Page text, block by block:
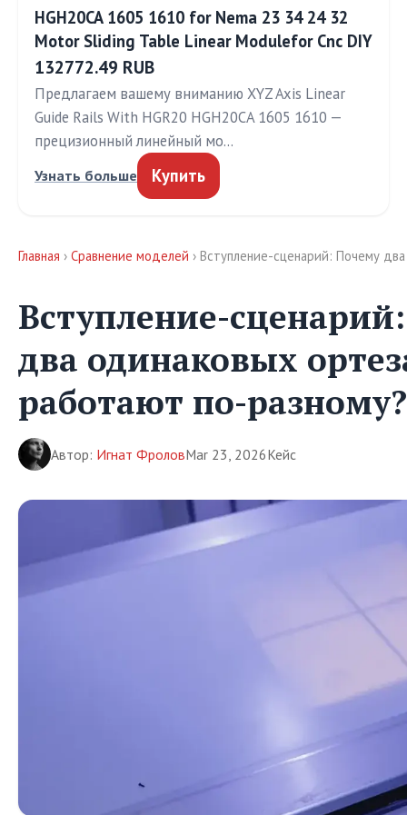
HGH20CA 1605 1610 for Nema 23 34 24 32
Motor Sliding Table Linear Modulefor Cnc DIY
132772.49 RUB
Предлагаем вашему вниманию XYZ Axis Linear
Guide Rails With HGR20 HGH20CA 1605 1610 —
прецизионный линейный мо…
Узнать больше Купить
Главная › Сравнение моделей › Вступление-сценарий: Почему
Вступление-
два одинаковых
работают по-разному?
Автор: Игнат ФроловMar 23, 2026Кейс